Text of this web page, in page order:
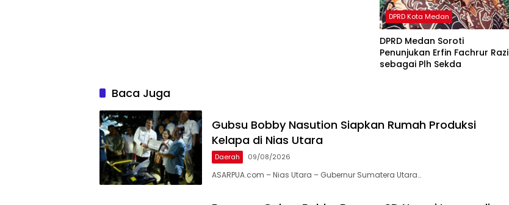
DPRD Kota Medan
DPRD Medan Soroti
Penunjukan Erfin Fachrur Razi
sebagai Plh Sekda
Baca Juga
Gubsu Bobby Nasution Siapkan Rumah Produksi
Kelapa di Nias Utara
Daerah 09/08/2026
ASARPUA.com – Nias Utara – Gubernur Sumatera Utara…